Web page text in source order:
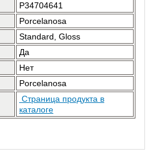
P34704641
Porcelanosa
Standard, Gloss
Да
Нет
Porcelanosa
Страница продукта в
каталоге